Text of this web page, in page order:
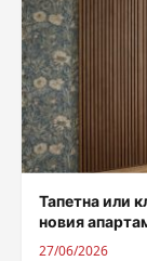
Тапетна или
новия
27/06/2026